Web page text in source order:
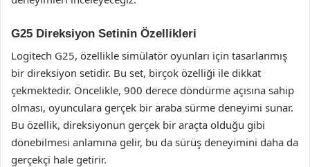
G25 Direksiyon Setinin Özellikleri
Logitech G25, özellikle simülatör oyunları için tasarlanmış
bir direksiyon setidir. Bu set, birçok özelliği ile dikkat
çekmektedir. Öncelikle, 900 derece döndürme açısına sahip
olması, oyunculara gerçek bir araba sürme deneyimi sunar.
Bu özellik, direksiyonun gerçek bir araçta olduğu gibi
dönebilmesi anlamına gelir, bu da sürüş deneyimini daha da
gerçekçi hale getirir.